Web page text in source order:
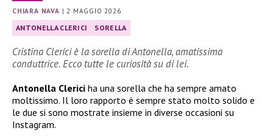
CHIARA NAVA | 2 MAGGIO 2026
ANTONELLA CLERICI SORELLA
Cristina Clerici è la sorella di Antonella, amatissima
conduttrice. Ecco tutte le curiosità su di lei.
Antonella Clerici ha una sorella che ha sempre amato
moltissimo. Il loro rapporto è sempre stato molto solido e
le due si sono mostrate insieme in diverse occasioni su
Instagram.